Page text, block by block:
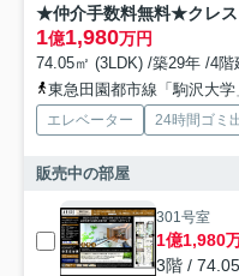
★仲介手数料無料★クレス
1億1,980万円
74.05㎡ (3LDK) /築29年 /4階
東急田園都市線「駒沢大
エレベーター 24時間ゴミ
販売中の部屋
301号室
1億1,980
3階 /